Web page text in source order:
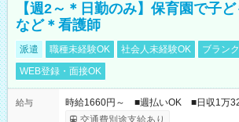
【週2～＊日勤のみ】保育園で子
など＊看護師
派遣 職種未経験OK 社会人未経験OK
ブラン
WEB登録・面接OK
給与
時給1660円～ ■週払いOK ■日収1万
交通費別途支給あり